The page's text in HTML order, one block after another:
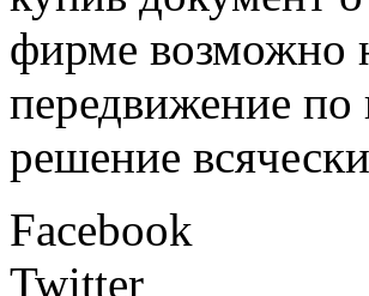
фирме возможно
передвижение по
решение
Facebook
Twitter